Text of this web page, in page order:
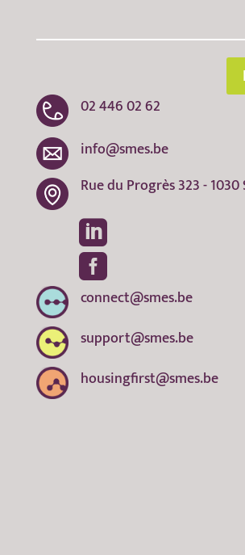
02 446 02 62
info@smes.be
Rue du Progrès 323 -


connect@smes.be
support@smes.be
housingfirst@smes.be